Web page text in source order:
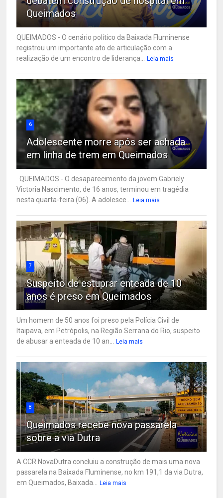
Queimados
QUEIMADOS - O cenário político da Baixada Fluminense
registrou um importante ato de articulação com a
realização de um encontro de liderança... Leia mais
6
Adolescente morre após ser achada
em linha de trem em Queimados
QUEIMADOS - O desaparecimento da jovem Gabriely
Victoria Nascimento, de 16 anos, terminou em tragédia
nesta quarta-feira (06). A adolesce... Leia mais
7
Suspeito de estuprar enteada de 10
anos é preso em Queimados
Um homem de 50 anos foi preso pela Polícia Civil de
Itaipava, em Petrópolis, na Região Serrana do Rio, suspeito
de abusar a enteada de 10 an... Leia mais
8
Queimados recebe nova passarela
sobre a via Dutra
A CCR NovaDutra concluiu a construção de mais uma nova
passarela na Baixada Fluminense, no km 191,1 da via Dutra,
em Queimados, Baixada... Leia mais